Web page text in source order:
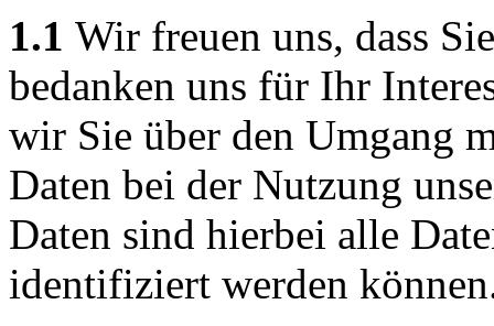
1.1 Wir freuen uns, dass
bedanken uns für Ihr
wir Sie über den Umgang
Daten bei der Nutzung
Daten sind hierbei alle
identifiziert werden